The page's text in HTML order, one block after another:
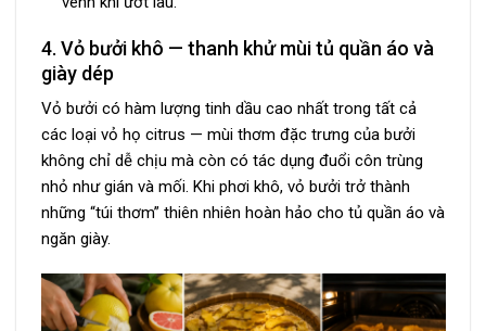
4. Vỏ bưởi khô — thanh khử mùi tủ quần áo và
giày dép
Vỏ bưởi có hàm lượng tinh dầu cao nhất trong tất cả
các loại vỏ họ citrus — mùi thơm đặc trưng của bưởi
không chỉ dễ chịu mà còn có tác dụng đuổi côn trùng
nhỏ như gián và mối. Khi phơi khô, vỏ bưởi trở thành
những “túi thơm” thiên nhiên hoàn hảo cho tủ quần áo và
ngăn giày.